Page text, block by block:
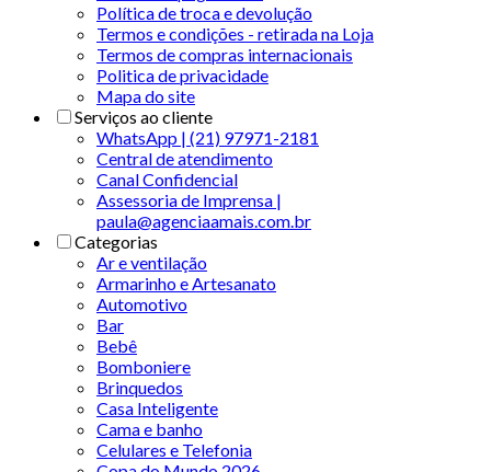
Política de troca e devolução
Termos e condições - retirada na Loja
Termos de compras internacionais
Politica de privacidade
Mapa do site
Serviços ao cliente
WhatsApp | (21) 97971-2181
Central de atendimento
Canal Confidencial
Assessoria de Imprensa |
paula@agenciaamais.com.br
Categorias
Ar e ventilação
Armarinho e Artesanato
Automotivo
Bar
Bebê
Bomboniere
Brinquedos
Casa Inteligente
Cama e banho
Celulares e Telefonia